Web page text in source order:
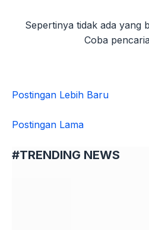
Postingan Lebih Baru
Postingan Lama
#TRENDING NEWS